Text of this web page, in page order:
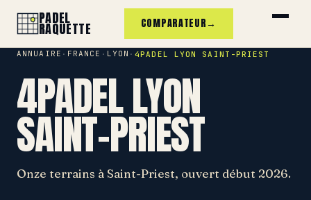
PADEL
RAQUETTE COMPARATEUR→
ANNUAIRE · FRANCE · LYON ·4PADEL LYON SAINT-PRIEST
4PADEL LYON
SAINT-PRIEST
Onze terrains à Saint-Priest, ouvert début 2026.